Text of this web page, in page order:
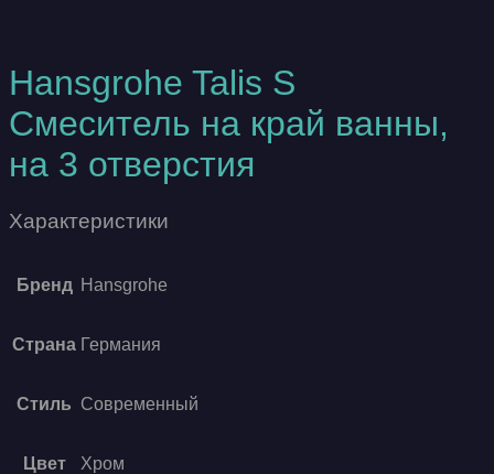
Hansgrohe Talis S
Смеситель на край ванны,
на 3 отверстия
Характеристики
Бренд Hansgrohe
Страна Германия
Стиль Современный
Цвет Хром